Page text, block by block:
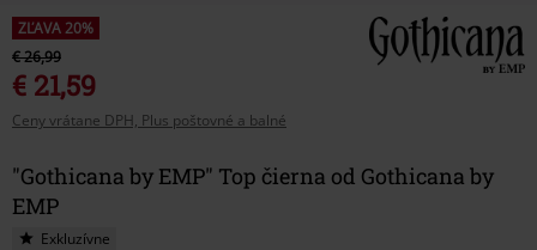
ZĽAVA 20%
€ 26,99
€ 21,59
Ceny vrátane DPH, Plus poštovné a balné
"Gothicana by EMP" Top čierna od Gothicana by
EMP
Exkluzívne